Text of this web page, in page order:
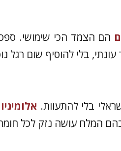
הם הצמד הכי שימושי.
עונתי, בלי להוסיף שום רגל
בלי להתעוות.
המלח עושה נזק לכל